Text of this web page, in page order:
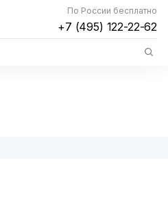
По России бесплатно
+7 (495) 122-22-62